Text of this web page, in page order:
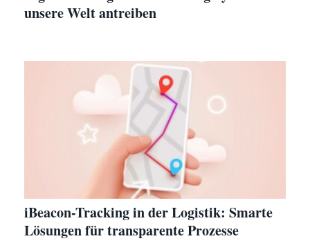
unsere Welt antreiben
iBeacon-Tracking in der Logistik: Smarte
Lösungen für transparente Prozesse